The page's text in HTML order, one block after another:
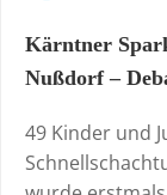
Kärntner
Nußdorf –
49 Kinder und